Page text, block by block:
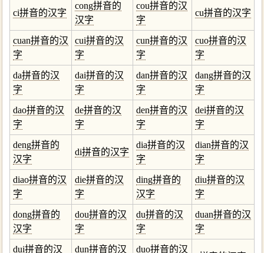
ci拼音的汉字
cong拼音的
汉字
cou拼音的汉
字
cu拼音的汉字
cuan拼音的汉
字
cui拼音的汉
字
cun拼音的汉
字
cuo拼音的汉
字
da拼音的汉
字
dai拼音的汉
字
dan拼音的汉
字
dang拼音的汉
字
dao拼音的汉
字
de拼音的汉
字
den拼音的汉
字
dei拼音的汉
字
deng拼音的
汉字
di拼音的汉字
dia拼音的汉
字
dian拼音的汉
字
diao拼音的汉
字
die拼音的汉
字
ding拼音的
汉字
diu拼音的汉
字
dong拼音的
汉字
dou拼音的汉
字
du拼音的汉
字
duan拼音的汉
字
dui拼音的汉
dun拼音的汉
duo拼音的汉